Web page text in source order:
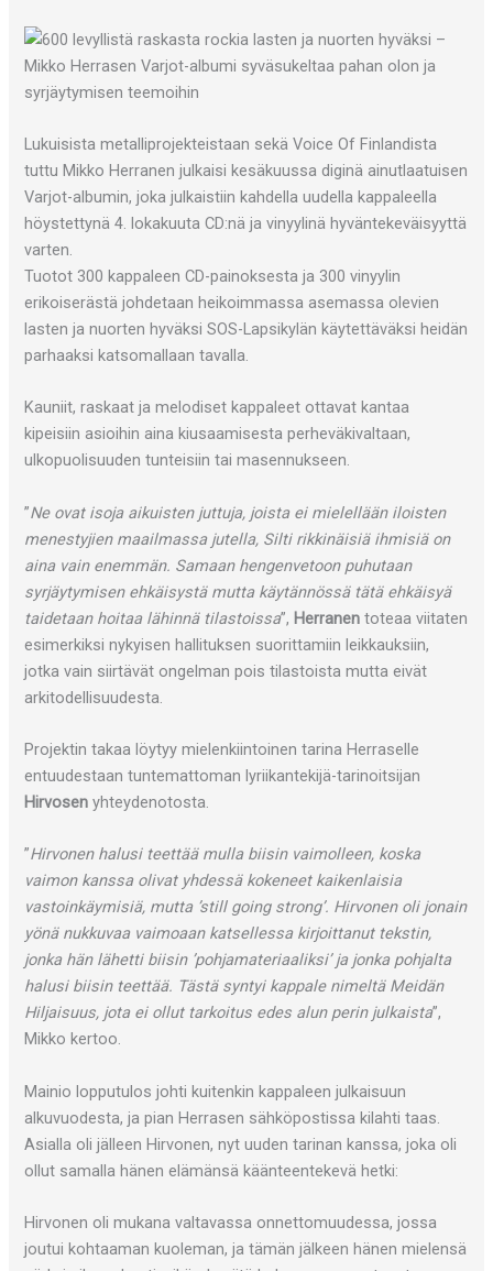
Lukuisista metalliprojekteistaan sekä Voice Of Finlandista
tuttu Mikko Herranen julkaisi kesäkuussa diginä ainutlaatuisen
Varjot-albumin, joka julkaistiin kahdella uudella kappaleella
höystettynä 4. lokakuuta CD:nä ja vinyylinä hyväntekeväisyyttä
varten.
Tuotot 300 kappaleen CD-painoksesta ja 300 vinyylin
erikoiserästä johdetaan heikoimmassa asemassa olevien
lasten ja nuorten hyväksi SOS-Lapsikylän käytettäväksi heidän
parhaaksi katsomallaan tavalla.
Kauniit, raskaat ja melodiset kappaleet ottavat kantaa
kipeisiin asioihin aina kiusaamisesta perheväkivaltaan,
ulkopuolisuuden tunteisiin tai masennukseen.
”Ne ovat isoja aikuisten juttuja, joista ei mielellään iloisten
menestyjien maailmassa jutella, Silti rikkinäisiä ihmisiä on
aina vain enemmän. Samaan hengenvetoon puhutaan
syrjäytymisen ehkäisystä mutta käytännössä tätä ehkäisyä
taidetaan hoitaa lähinnä tilastoissa”, Herranen toteaa viitaten
esimerkiksi nykyisen hallituksen suorittamiin leikkauksiin,
jotka vain siirtävät ongelman pois tilastoista mutta eivät
arkitodellisuudesta.
Projektin takaa löytyy mielenkiintoinen tarina Herraselle
entuudestaan tuntemattoman lyriikantekijä-tarinoitsijan
Hirvosen yhteydenotosta.
”Hirvonen halusi teettää mulla biisin vaimolleen, koska
vaimon kanssa olivat yhdessä kokeneet kaikenlaisia
vastoinkäymisiä, mutta ’still going strong’. Hirvonen oli jonain
yönä nukkuvaa vaimoaan katsellessa kirjoittanut tekstin,
jonka hän lähetti biisin ’pohjamateriaaliksi’ ja jonka pohjalta
halusi biisin teettää. Tästä syntyi kappale nimeltä Meidän
Hiljaisuus, jota ei ollut tarkoitus edes alun perin julkaista”,
Mikko kertoo.
Mainio lopputulos johti kuitenkin kappaleen julkaisuun
alkuvuodesta, ja pian Herrasen sähköpostissa kilahti taas.
Asialla oli jälleen Hirvonen, nyt uuden tarinan kanssa, joka oli
ollut samalla hänen elämänsä käänteentekevä hetki:
Hirvonen oli mukana valtavassa onnettomuudessa, jossa
joutui kohtaaman kuoleman, ja tämän jälkeen hänen mielensä